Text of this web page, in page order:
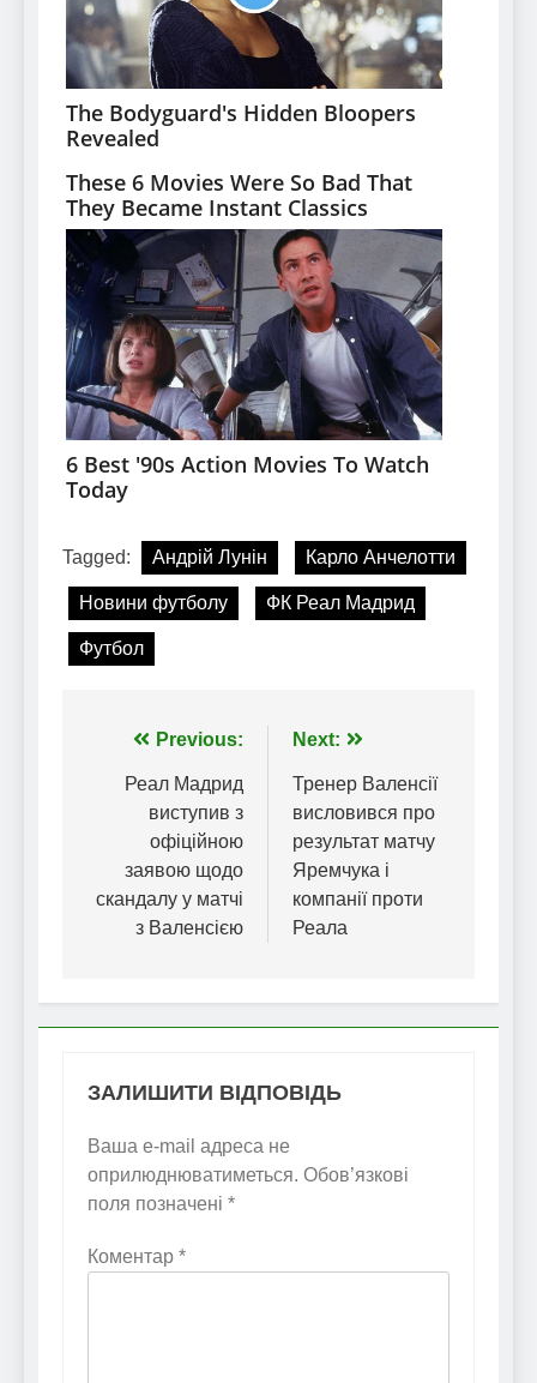
Tagged: Андрій Лунін Карло Анчелотти
Новини футболу ФК Реал Мадрид
Футбол
Навігація
записів
Previous:
Реал Мадрид
виступив з
офіційною
заявою щодо
скандалу у матчі
з Валенсією
Next:
Тренер Валенсії
висловився про
результат матчу
Яремчука і
компанії проти
Реала
ЗАЛИШИТИ ВІДПОВІДЬ
Ваша e-mail адреса не
оприлюднюватиметься. Обов’язкові
поля позначені *
Коментар *